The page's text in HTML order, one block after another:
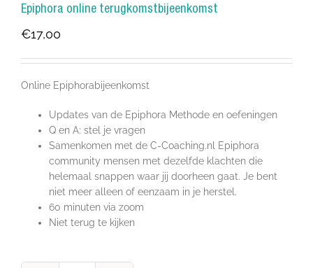
Epiphora online terugkomstbijeenkomst
€17,00
Online Epiphorabijeenkomst
Updates van de Epiphora Methode en oefeningen
Q en A: stel je vragen
Samenkomen met de C-Coaching.nl Epiphora
community mensen met dezelfde klachten die
helemaal snappen waar jij doorheen gaat. Je bent
niet meer alleen of eenzaam in je herstel.
60 minuten via zoom
Niet terug te kijken